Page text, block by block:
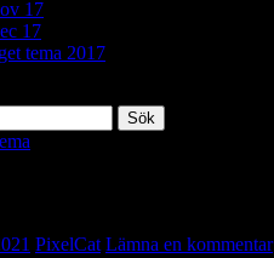
17
17
tema 2017
PixelCat Lämna en kommentar